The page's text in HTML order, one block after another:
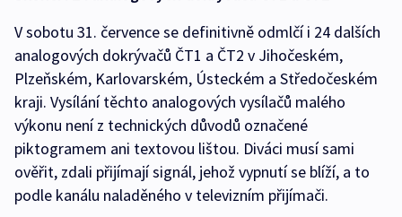
V sobotu 31. července se definitivně odmlčí i 24 dalších
analogových dokrývačů ČT1 a ČT2 v Jihočeském,
Plzeňském, Karlovarském, Ústeckém a Středočeském
kraji. Vysílání těchto analogových vysílačů malého
výkonu není z technických důvodů označené
piktogramem ani textovou lištou. Diváci musí sami
ověřit, zdali přijímají signál, jehož vypnutí se blíží, a to
podle kanálu naladěného v televizním přijímači.